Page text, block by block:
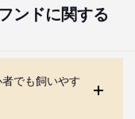
ンドに関する
でも飼いやす